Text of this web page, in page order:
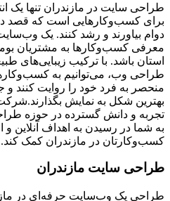
طراحی سایت در مازندران تنها یک
برای کسب‌وکارهایی است که قصد
دوام بیاورند و رشد کنند. یک
معرفی کسب‌وکارها به مشتریان
استان باشد. با ترکیب زیبایی‌های
طراحی وب، می‌توانیم به
منحصر به فرد خود را روایت کنند و
بهترین شکل به نمایش
تجربه و دانش گسترده در حوزه
به شما در رسیدن به اهداف آنلاین
کسب‌وکارتان در مازندران کمک کند.
طراحی سایت مازندران
طراحی یک وب‌سایت حرفه‌ای در